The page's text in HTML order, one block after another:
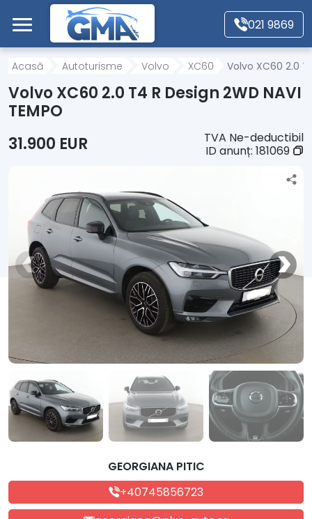
Mergi direct la conținutul principal
021 9869
Acasă
Autoturisme
Motociclete
Autoutilitare
Alte tipuri vehicule
Despre Noi
Acasă Autoturisme Volvo XC60 Volvo XC60 2.0
Volvo XC60 2.0 T4 R Design 2WD NAVI
TEMPO
31.900 EUR
TVA Ne-deductibil
ID anunț: 181069
GEORGIANA PITIC
+40745856723